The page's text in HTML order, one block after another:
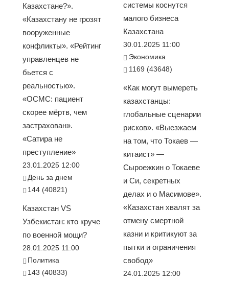
Казахстане?».
«Казахстану не грозят
вооруженные
конфликты». «Рейтинг
управленцев не
бьется с
реальностью».
«ОСМС: пациент
скорее мёртв, чем
застрахован».
«Сатира не
преступление»
23.01.2025 12:00
День за днем
144 (40821)
Казахстан VS
Узбекистан: кто круче
по военной мощи?
28.01.2025 11:00
Политика
143 (40833)
системы коснутся
малого бизнеса
Казахстана
30.01.2025 11:00
Экономика
1169 (43648)
«Как могут вымереть
казахстанцы:
глобальные сценарии
рисков». «Выезжаем
на том, что Токаев —
китаист» —
Сыроежкин о Токаеве
и Си, секретных
делах и о Масимове».
«Казахстан хвалят за
отмену смертной
казни и критикуют за
пытки и ограничения
свобод»
24.01.2025 12:00